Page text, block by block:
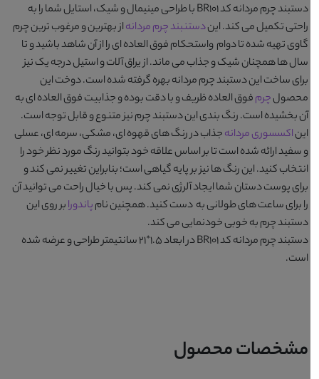
دستبند چرم مردانه کد BR101
با طراحی مینیمال و شیک، استایل شما را به
راحتی تکمیل می کند. ایندستنبند چرم مردانهاز بهترین و مرغوب ترین چرم
گاوی تهیه شده تا دوام واستحکام فوق العاده ای را از آن شاهد باشید و تا
سال ها همچنان شیک و جذاب می ماند. از یراق آلات و استیل درجه یک نیز
برای ساخت این دستبند چرم مردانه بهره گرفته شده است. دوخت این
محصولچرمفوق العاده ظریف و با دقت بوده و جذابیت فوق العاده ای به
آن بخشیده است. رنگ بندی این دستبند چرم نیز متنوع و قابل توجه است.
ایناکسسوری مردانهجذاب در رنگ های قهوه ای، مشکی، سرمه ای، عسلی
و سفید ارائه شده است تا بر اساس علاقه خود بتوانید رنگ مورد نظر خود را
انتخاب کنید. این رنگ ها نیز بر پایه گیاهی است؛ بنابراین تغییر نمی کند و
برای پوست دستان شما ایجاد آلرژی نمی کند. پس با خیال راحت می توانید آن
را برای ساعت های طولانی به دست کنید. همچنین نامپاندورابر روی این
دستبند چرم به خوبی خودنمایی می کند.
دستبند چرم مردانه کد BR101
در ابعاد 1.5*21 سانتیمتر طراحی و عرضه شده
است.
مشخصات محصول